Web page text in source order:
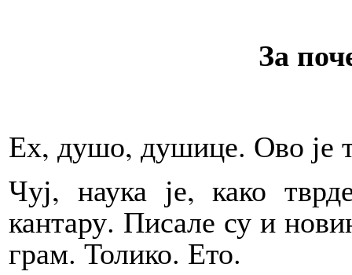
За
Ех, душо, душице. Ово је
Чуј, наука је, како
кантару. Писале су и
грам. Толико. Ето.